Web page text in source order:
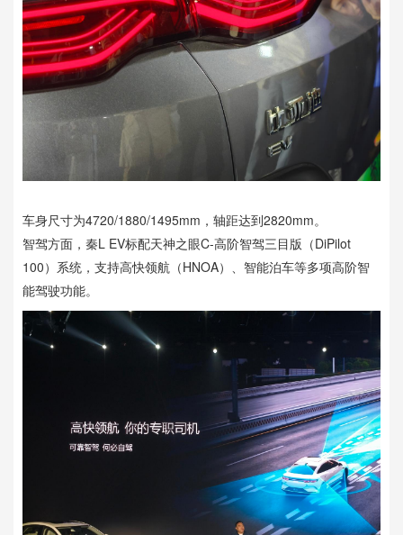
车身尺寸为4720/1880/1495mm，轴距达到2820mm。
智驾方面，秦L EV标配天神之眼C-高阶智驾三目版（DiPilot
100）系统，支持高快领航（HNOA）、智能泊车等多项高阶智
能驾驶功能。